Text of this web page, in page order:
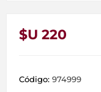
$U 220
Código: 974999